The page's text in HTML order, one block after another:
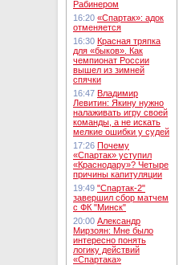
Рабинером
16:20 «Спартак»: адок
отменяется
16:30 Красная тряпка
для «быков». Как
чемпионат России
вышел из зимней
спячки
16:47 Владимир
Левитин: Якину нужно
налаживать игру своей
команды, а не искать
мелкие ошибки у судей
17:26 Почему
«Спартак» уступил
«Краснодару»? Четыре
причины капитуляции
19:49 "Спартак-2"
завершил сбор матчем
с ФК "Минск"
20:00 Александр
Мирзоян: Мне было
интересно понять
логику действий
«Спартака»